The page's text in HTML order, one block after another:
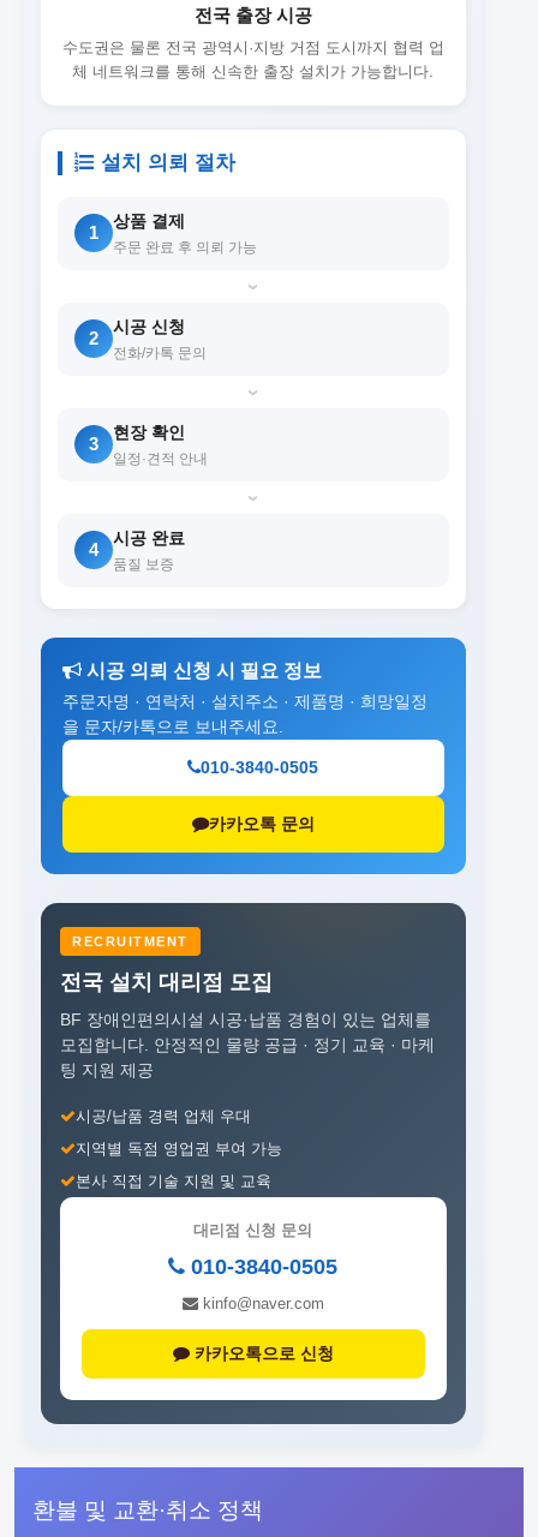
전국 출장 시공
수도권은 물론 전국 광역시·지방 거점 도시까지 협력 업
체 네트워크를 통해 신속한 출장 설치가 가능합니다.
설치 의뢰 절차
1
상품 결제
주문 완료 후 의뢰 가능
›
2
시공 신청
전화/카톡 문의
›
3
현장 확인
일정·견적 안내
›
4
시공 완료
품질 보증
시공 의뢰 신청 시 필요 정보
주문자명 · 연락처 · 설치주소 · 제품명 · 희망일정
을 문자/카톡으로 보내주세요.
010-3840-0505
카카오톡 문의
RECRUITMENT
전국 설치 대리점 모집
BF 장애인편의시설 시공·납품 경험이 있는 업체를
모집합니다. 안정적인 물량 공급 · 정기 교육 · 마케
팅 지원 제공
시공/납품 경력 업체 우대
지역별 독점 영업권 부여 가능
본사 직접 기술 지원 및 교육
대리점 신청 문의
010-3840-0505
kinfo@naver.com
카카오톡으로 신청
환불 및 교환·취소 정책